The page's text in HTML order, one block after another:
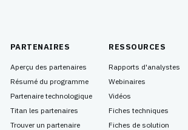
PARTENAIRES
Aperçu des partenaires
Résumé du programme
Partenaire technologique
Titan les partenaires
Trouver un partenaire
RESSOURCES
Rapports d'analystes
Webinaires
Vidéos
Fiches techniques
Fiches de solution